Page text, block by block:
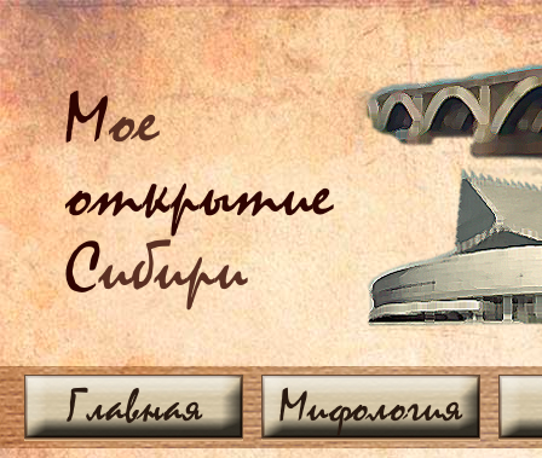
Мое
открытие
Сибири
Главная Мифология